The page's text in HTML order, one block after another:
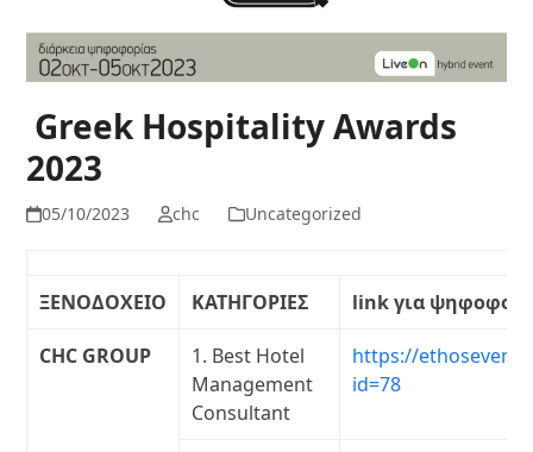
Greek Hospitality Awards
2023
05/10/2023 chc Uncategorized
ΞΕΝΟΔΟΧΕΙΟ ΚΑΤΗΓΟΡΙΕΣ link για
CHC GROUP
1. Best Hotel
Management
Consultant
https://
id=78